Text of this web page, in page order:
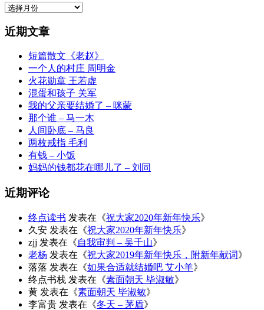
归
近期文章
短篇散文《老赵》
一个人的村庄 周明金
火花勋章 王若虚
混蛋和孩子 关军
我的父亲要结婚了 – 咪蒙
那个谁 – 马一木
人间卧底 – 马良
两枚戒指 毛利
有钱 – 小饭
妈妈的钱都花在哪儿了 – 刘同
近期评论
终点读书 发表在《祝大家2020年新年快乐》
久安 发表在《祝大家2020年新年快乐》
zjj 发表在《自我审判 – 吴千山》
老杨 发表在《祝大家2019年新年快乐，附新年献词》
落落 发表在《如果合适就结婚吧 艾小羊》
终点书栈 发表在《素面朝天 毕淑敏》
黄 发表在《素面朝天 毕淑敏》
李富贵 发表在《冬天 – 茅盾》